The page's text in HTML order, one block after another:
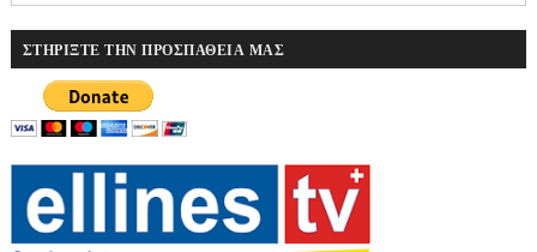
ΣΤΗΡΙΞΤΕ ΤΗΝ ΠΡΟΣΠΑΘΕΙΑ ΜΑΣ